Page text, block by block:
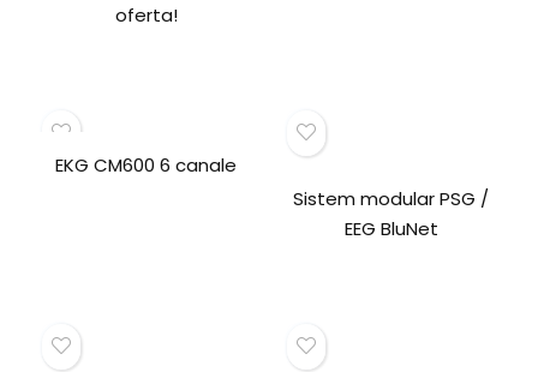
oferta!
EKG CM600 6 canale
Sistem modular PSG /
EEG BluNet